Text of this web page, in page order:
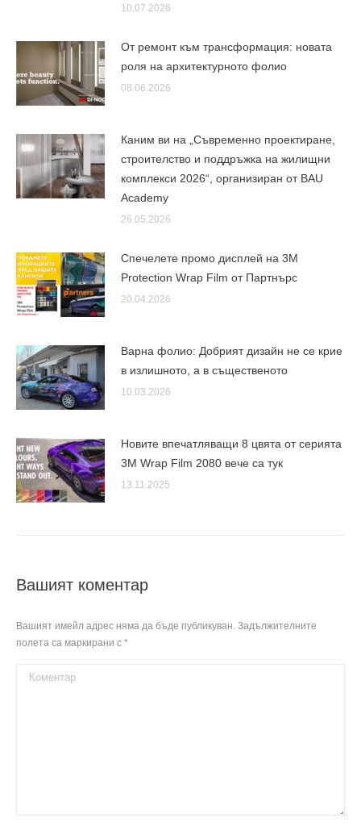
10.07.2026
От ремонт към трансформация: новата
роля на архитектурното фолио
08.06.2026
Каним ви на „Съвременно проектиране,
строителство и поддръжка на жилищни
комплекси 2026“, организиран от BAU
Academy
26.05.2026
Спечелете промо дисплей на 3M
Protection Wrap Film от Партнърс
20.04.2026
Варна фолио: Добрият дизайн не се крие
в излишното, а в същественото
10.03.2026
Новите впечатляващи 8 цвята от серията
3M Wrap Film 2080 вече са тук
13.11.2025
Вашият коментар
Вашият имейл адрес няма да бъде публикуван. Задължителните
полета са маркирани с *
Коментар